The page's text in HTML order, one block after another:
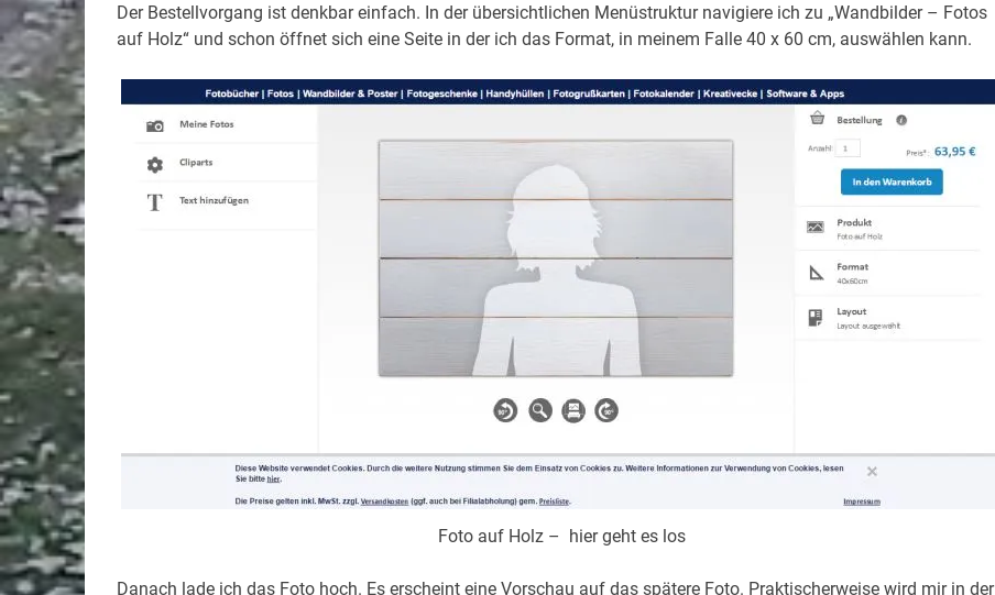
Der Bestellvorgang ist denkbar einfach. In der übersichtlichen Menüstruktur navigiere ich zu „Wandbilder – Fotos
auf Holz“ und schon öffnet sich eine Seite in der ich das Format, in meinem Falle 40 x 60 cm, auswählen kann.
Foto auf Holz – hier geht es los
Danach lade ich das Foto hoch. Es erscheint eine Vorschau auf das spätere Foto. Praktischerweise wird mir in der